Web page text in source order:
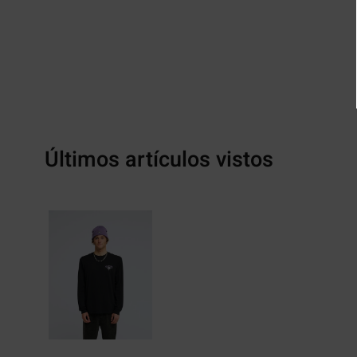
Últimos artículos vistos